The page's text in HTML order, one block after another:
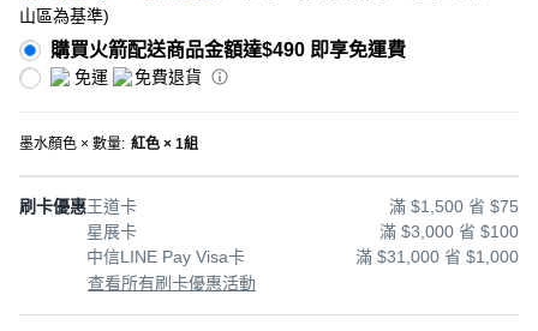
山區為基準)
購買火箭配送商品金額達$490 即享免運費
免運 免費退貨
墨水顏色 × 數量: 紅色 × 1組
刷卡優惠王道卡
滿 $1,500 省 $75
星展卡
滿 $3,000 省 $100
中信LINE Pay Visa卡
滿 $31,000 省 $1,000
查看所有刷卡優惠活動